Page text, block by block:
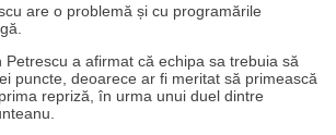
are o problemă și cu programările
Petrescu a afirmat că echipa sa trebuia să
puncte, deoarece ar fi meritat să primească
repriză, în urma unui duel dintre